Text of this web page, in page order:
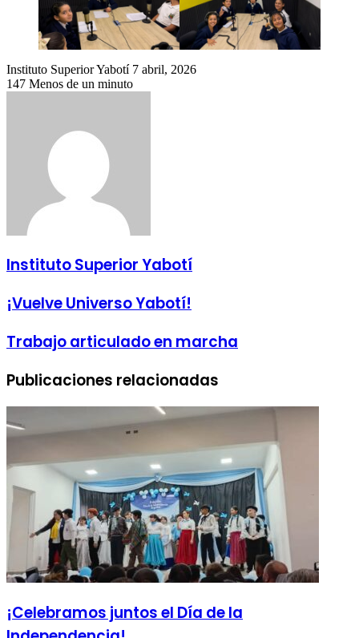
Instituto Superior Yabotí Send
an
7 abril, 2026
147 Menos de un minuto
Instituto Superior Yabotí
¡Vuelve Universo Yabotí!
Trabajo articulado en marcha
Publicaciones relacionadas
¡Celebramos juntos el Día de la